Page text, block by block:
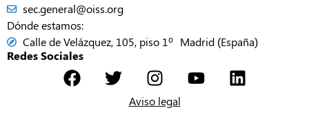
sec.general@oiss.org
Dónde estamos:
Calle de Velázquez, 105, piso 1º Madrid (España)
Redes Sociales
Aviso legal